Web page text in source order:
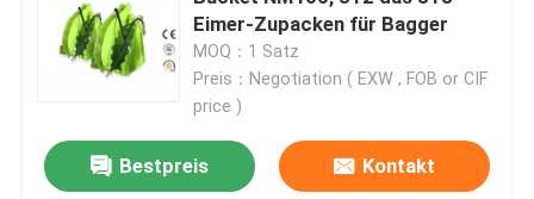
Eimer-Zupacken für Bagger
MOQ：1 Satz
Preis：Negotiation ( EXW , FOB or CIF
price )
Bestpreis Kontakt